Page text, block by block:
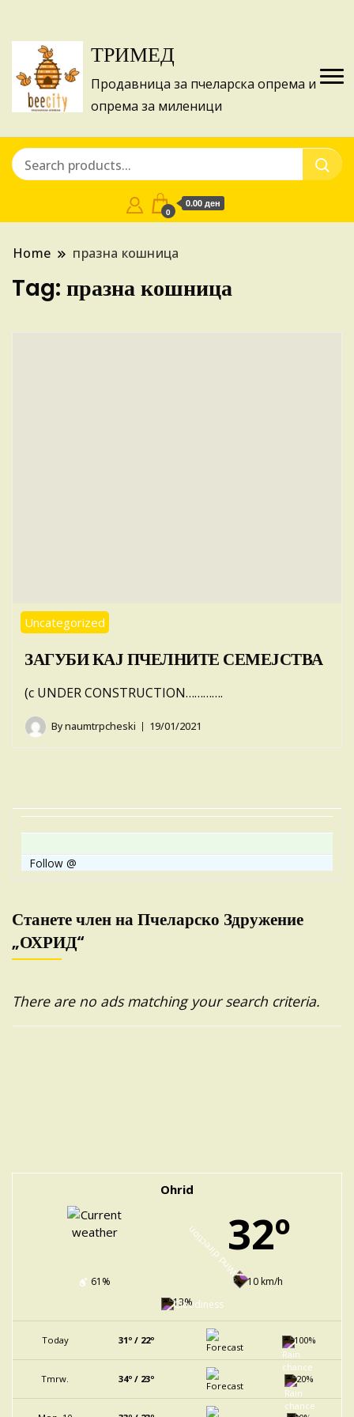
ТРИМЕД
Продавница за пчеларска опрема и
опрема за миленици
0
0.00 ден
Home празна кошница
Tag: празна кошница
Uncategorized
ЗАГУБИ КАЈ ПЧЕЛНИТЕ СЕМЕЈСТВА
(с UNDER CONSTRUCTION………….
Bynaumtrpcheski 19/01/2021
Follow @
Станете член на Пчеларско Здружение
„ОХРИД“
There are no ads matching your search criteria.
Ohrid
32º
61%
10 km/h
13%
Today 31º / 22º 100%
Tmrw. 34º / 23º 20%